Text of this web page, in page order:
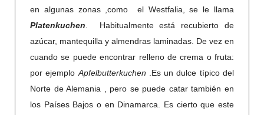
en algunas zonas ,como el Westfalia, se le llama
Platenkuchen . Habitualmente está recubierto de
azúcar, mantequilla y almendras laminadas. De vez en
cuando se puede encontrar relleno de crema o fruta:
por ejemplo Apfelbutterkuchen .Es un dulce típico del
Norte de Alemania , pero se puede catar también en
los Países Bajos o en Dinamarca. Es cierto que este